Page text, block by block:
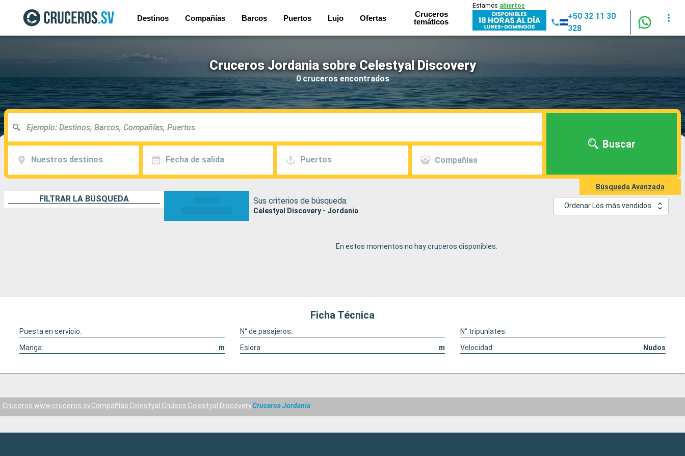
Destinos Compañías Barcos Puertos Lujo Ofertas
Cruceros
temáticos
Estamos abiertos
+50 32 11 30
328
Cruceros Jordania sobre Celestyal Discovery
0 cruceros encontrados
Nuestros destinos Fecha de salida Puertos Compañías
Buscar
Búsqueda Avanzada
FILTRAR LA BÚSQUEDA Sus criterios de búsqueda:
Celestyal Discovery - Jordania
Ordenar Los más vendidos
En estos momentos no hay cruceros disponibles.
Ficha Técnica
Puesta en servicio: N° de pasajeros:
N° tripunlates:
Manga:
m Eslora: m Velocidad: Nudos
Cruceros www.cruceros.svCompañías Celestyal Cruises Celestyal DiscoveryCruceros Jordania